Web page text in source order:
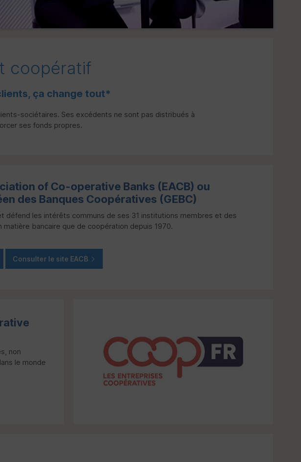
coopératif
ça change tout*
sociétaires. Ses excédents ne sont pas distribués à
ses fonds propres.
of Co-operative Banks (EACB) ou
des Banques Coopératives (GEBC)
défend les intérêts communs de ses 31 institutions membres et des
bancaire que de coopération depuis 1970.
Consulter le site EACB
non
le monde